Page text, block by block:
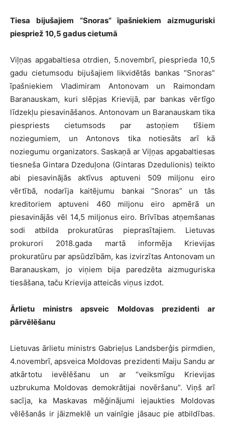
Tiesa bijušajiem “Snoras” īpašniekiem aizmuguriski
piespriež 10,5 gadus cietumā
Viļņas apgabaltiesa otrdien, 5.novembrī, piesprieda 10,5
gadu cietumsodu bijušajiem likvidētās bankas “Snoras”
īpašniekiem Vladimiram Antonovam un Raimondam
Baranauskam, kuri slēpjas Krievijā, par bankas vērtīgo
līdzekļu piesavināšanos. Antonovam un Baranauskam tika
piespriests cietumsods par astoņiem tīšiem
noziegumiem, un Antonovs tika notiesāts arī kā
noziegumu organizators. Saskaņā ar Viļņas apgabaltiesas
tiesneša Gintara Dzeduļona (Gintaras Dzedulionis) teikto
abi piesavinājās aktīvus aptuveni 509 miljonu eiro
vērtībā, nodarīja kaitējumu bankai “Snoras” un tās
kreditoriem aptuveni 460 miljonu eiro apmērā un
piesavinājās vēl 14,5 miljonus eiro. Brīvības atņemšanas
sodi atbilda prokuratūras pieprasītajiem. Lietuvas
prokurori 2018.gada martā informēja Krievijas
prokuratūru par apsūdzībām, kas izvirzītas Antonovam un
Baranauskam, jo viņiem bija paredzēta aizmuguriska
tiesāšana, taču Krievija atteicās viņus izdot.
Ārlietu ministrs apsveic Moldovas prezidenti ar
pārvēlēšanu
Lietuvas ārlietu ministrs Gabrieļus Landsberģis pirmdien,
4.novembrī, apsveica Moldovas prezidenti Maiju Sandu ar
atkārtotu ievēlēšanu un ar “veiksmīgu Krievijas
uzbrukuma Moldovas demokrātijai novēršanu”. Viņš arī
sacīja, ka Maskavas mēģinājumi iejaukties Moldovas
vēlēšanās ir jāizmeklē un vainīgie jāsauc pie atbildības.